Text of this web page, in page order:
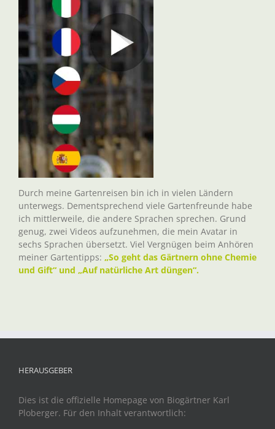
Durch meine Gartenreisen bin ich in vielen Ländern
unterwegs. Dementsprechend viele Gartenfreunde habe
ich mittlerweile, die andere Sprachen sprechen. Grund
genug, zwei Videos aufzunehmen, die mein Avatar in
sechs Sprachen übersetzt. Viel Vergnügen beim Anhören
meiner Gartentipps: „So geht das Gärtnern ohne Chemie
und Gift“ und „Auf natürliche Art düngen“.
HERAUSGEBER
Dies ist die offizielle Homepage von Biogärtner Karl
Ploberger. Für den Inhalt verantwortlich: